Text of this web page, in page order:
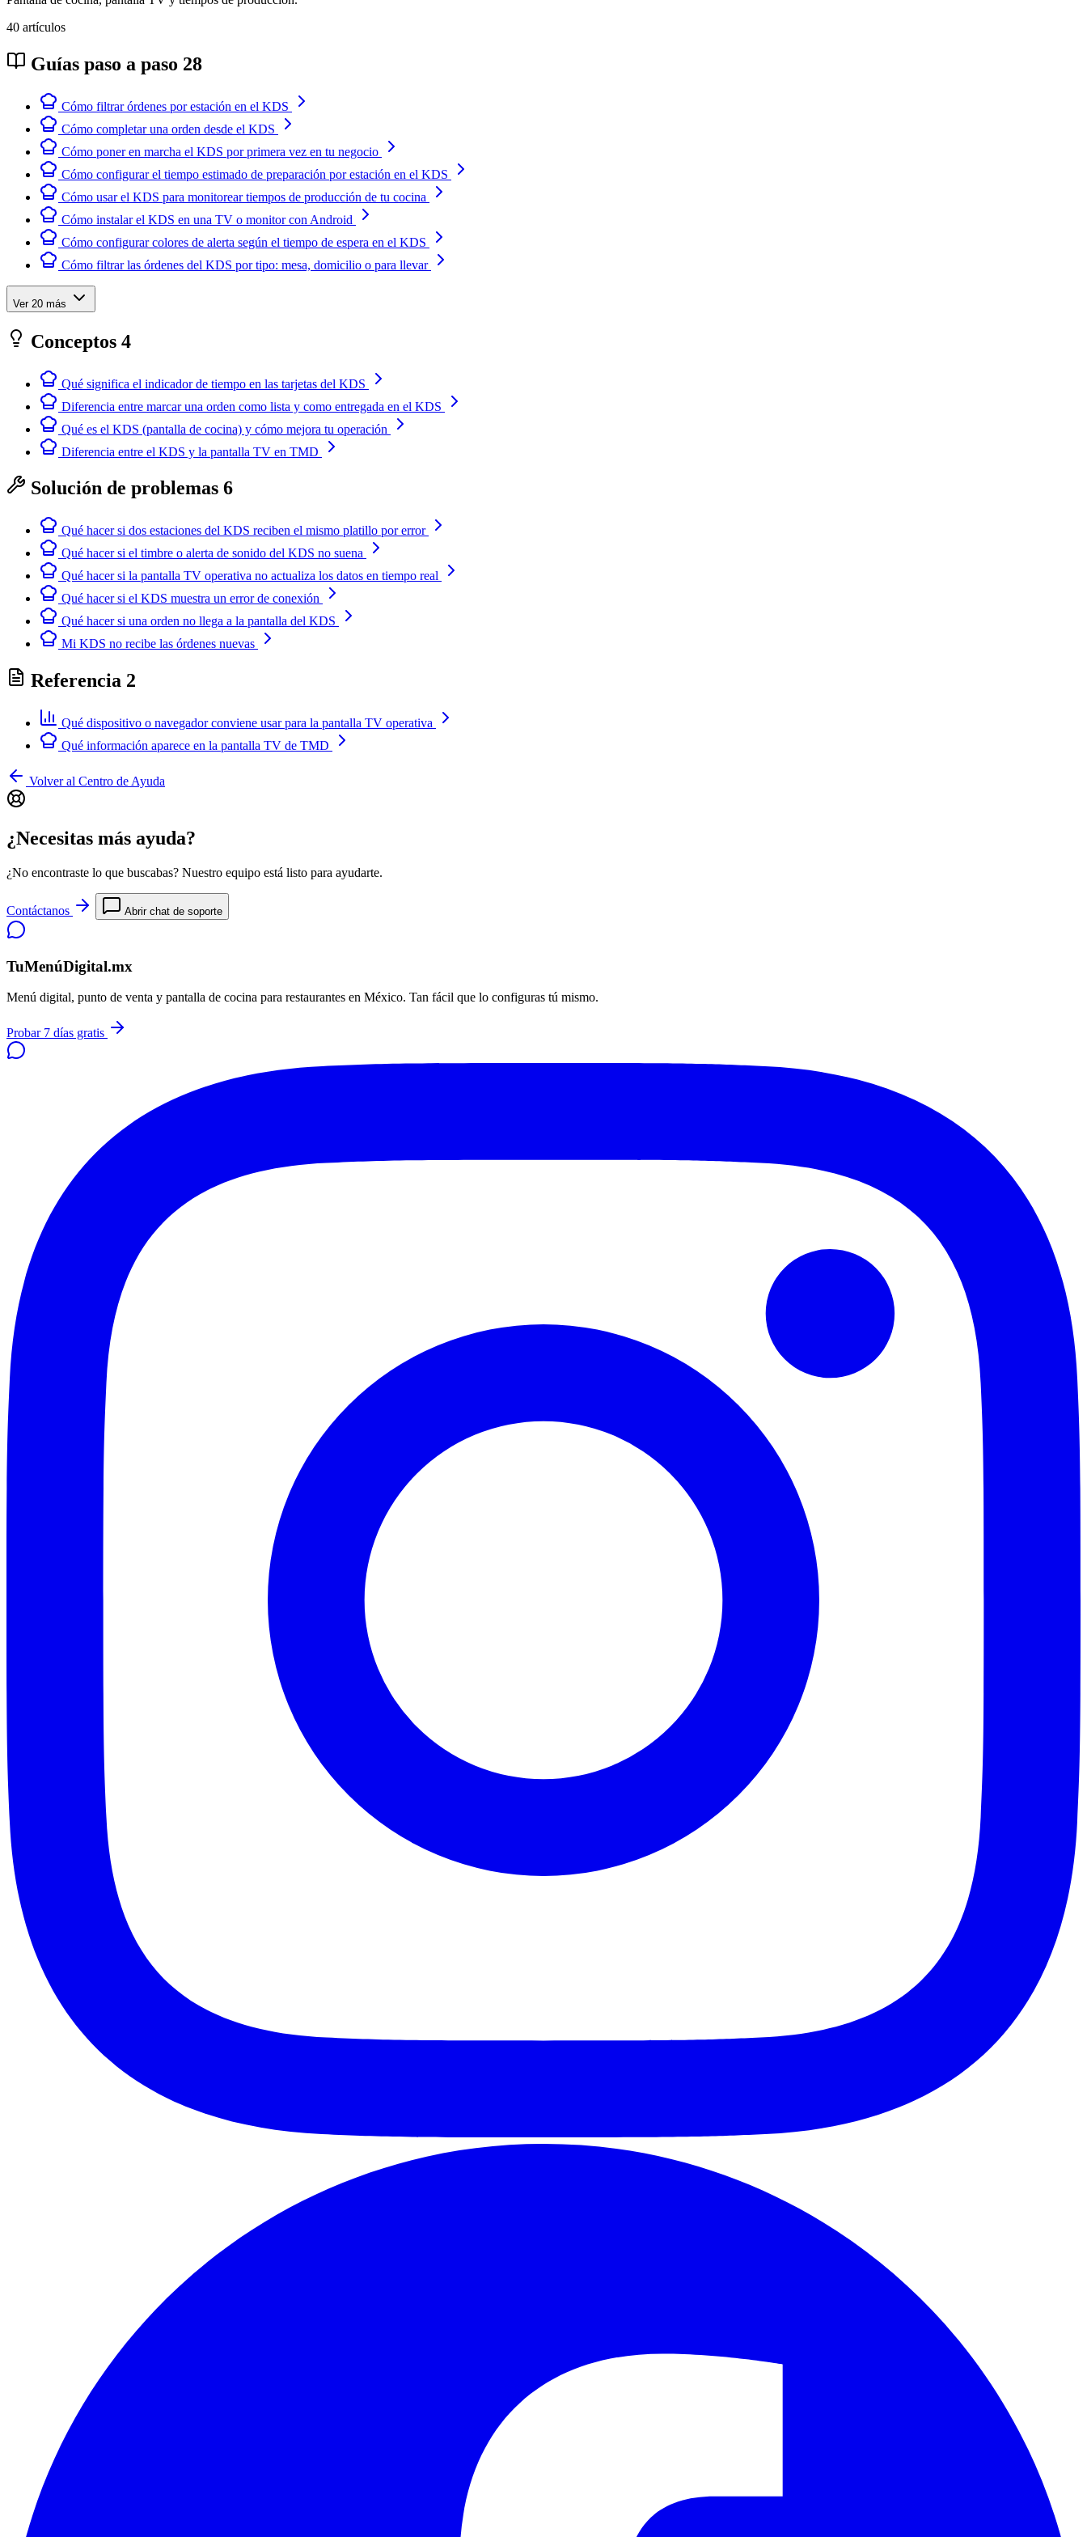
40 artículos
Guías paso a paso 28
Cómo filtrar órdenes por estación en el KDS
Cómo completar una orden desde el KDS
Cómo poner en marcha el KDS por primera vez en tu negocio
Cómo configurar el tiempo estimado de preparación por estación en el KDS
Cómo usar el KDS para monitorear tiempos de producción de tu cocina
Cómo instalar el KDS en una TV o monitor con Android
Cómo configurar colores de alerta según el tiempo de espera en el KDS
Cómo filtrar las órdenes del KDS por tipo: mesa, domicilio o para llevar
Ver 20 más
Conceptos 4
Qué significa el indicador de tiempo en las tarjetas del KDS
Diferencia entre marcar una orden como lista y como entregada en el KDS
Qué es el KDS (pantalla de cocina) y cómo mejora tu operación
Diferencia entre el KDS y la pantalla TV en TMD
Solución de problemas 6
Qué hacer si dos estaciones del KDS reciben el mismo platillo por error
Qué hacer si el timbre o alerta de sonido del KDS no suena
Qué hacer si la pantalla TV operativa no actualiza los datos en tiempo real
Qué hacer si el KDS muestra un error de conexión
Qué hacer si una orden no llega a la pantalla del KDS
Mi KDS no recibe las órdenes nuevas
Referencia 2
Qué dispositivo o navegador conviene usar para la pantalla TV operativa
Qué información aparece en la pantalla TV de TMD
Volver al Centro de Ayuda
¿Necesitas más ayuda?
¿No encontraste lo que buscabas? Nuestro equipo está listo para ayudarte.
Contáctanos Abrir chat de soporte
TuMenúDigital.mx
Menú digital, punto de venta y pantalla de cocina para restaurantes en México. Tan fácil que lo configuras tú mismo.
Probar 7 días gratis